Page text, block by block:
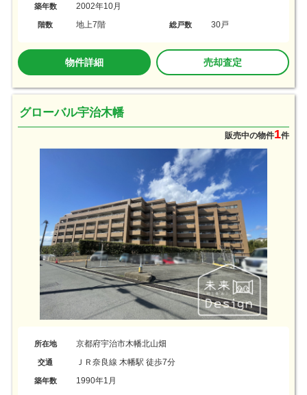
築年数 2002年10月
階数 地上7階 総戸数 30戸
物件詳細 売却査定
グローバル宇治木幡
販売中の物件1件
所在地 京都府宇治市木幡北山畑
交通 ＪＲ奈良線 木幡駅 徒歩7分
築年数
1990年1月